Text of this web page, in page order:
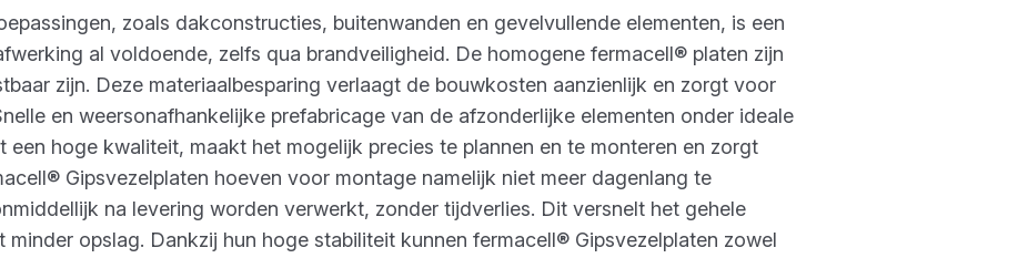
zoals dakconstructies, buitenwanden en gevelvullende elementen, is een
al voldoende, zelfs qua brandveiligheid. De homogene fermacell® platen zijn
zijn. Deze materiaalbesparing verlaagt de bouwkosten aanzienlijk en zorgt voor
en weersonafhankelijke prefabricage van de afzonderlijke elementen onder ideale
een hoge kwaliteit, maakt het mogelijk precies te plannen en te monteren en zorgt
Gipsvezelplaten hoeven voor montage namelijk niet meer dagenlang te
na levering worden verwerkt, zonder tijdverlies. Dit versnelt het gehele
opslag. Dankzij hun hoge stabiliteit kunnen fermacell® Gipsvezelplaten zowel